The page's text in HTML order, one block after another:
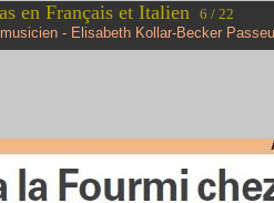
en Français et Italien 6 / 22
- Elisabeth Kollar-Becker